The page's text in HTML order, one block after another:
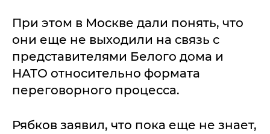
При этом в Москве дали понять, что
они еще не выходили на связь с
представителями Белого дома и
НАТО относительно формата
переговорного процесса.
Рябков заявил, что пока еще не знает,